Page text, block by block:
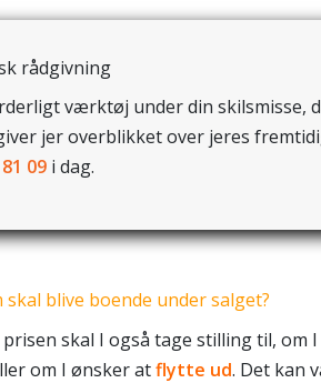
rådgivning
værktøj under din skilsmisse,
jer overblikket over jeres
09 i dag.
skal blive boende under salget?
prisen skal I også tage stilling til, om
om I ønsker atflytte ud. Det kan